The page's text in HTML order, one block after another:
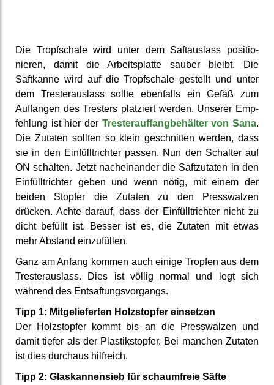
Die Tropf­schale wird unter dem Saft­auslass positio­
nieren, damit die Arbeits­platte sauber bleibt. Die
Saftkanne wird auf die Tropf­schale gestellt und unter
dem Trester­auslass sollte ebenfalls ein Gefäß zum
Auffangen des Tresters platziert werden. Unserer Emp­
fehlung ist hier der Trester­auffang­behälter von Sana.
Die Zutaten sollten so klein ge­schnitten werden, dass
sie in den Einfüll­trichter passen. Nun den Schalter auf
ON schalten. Jetzt nach­einander die Saft­zutaten in den
Einfüll­trichter geben und wenn nötig, mit einem der
beiden Stopfer die Zutaten zu den Press­walzen
drücken. Achte darauf, dass der Einfüll­trichter nicht zu
dicht befüllt ist. Besser ist es, die Zutaten mit etwas
mehr Abstand ein­zufüllen.
Ganz am Anfang kommen auch einige Tropfen aus dem
Trester­auslass. Dies ist völlig normal und legt sich
während des Ent­saftungs­vorgangs.
Tipp 1: Mit­geliefer­ten Holz­stopfer einsetzen
Der Holz­stopfer kommt bis an die Press­walzen und
damit tiefer als der Plastik­stopfer. Bei manchen Zutaten
ist dies durchaus hilfreich.
Tipp 2: Glas­kannen­sieb für schaum­freie Säfte